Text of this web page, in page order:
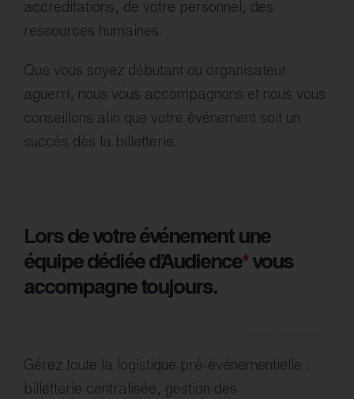
accréditations, de votre personnel, des
ressources humaines.
Que vous soyez débutant ou organisateur
aguerri, nous vous accompagnons et nous vous
conseillons afin que votre événement soit un
succès dès la billetterie.
Lors de votre événement une
équipe dédiée d’Audience*vous
accompagne toujours.
Gérez toute la logistique pré-événementielle :
billetterie centralisée, gestion des